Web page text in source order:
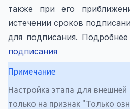
также при его
истечении сроков
для подписания.
подписания
Примечание
Настройка этапа для
только на признак "Только